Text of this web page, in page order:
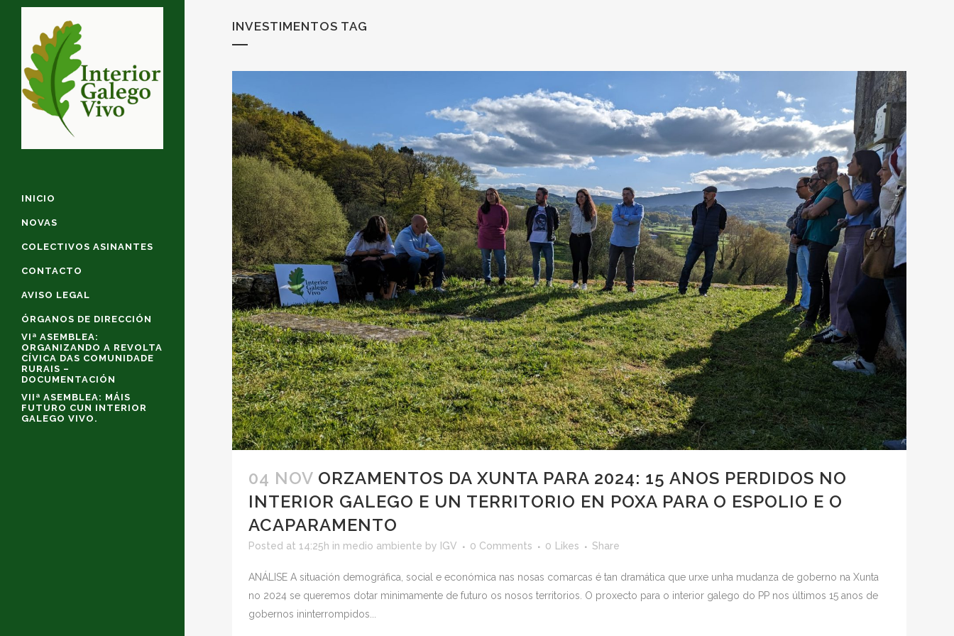
INICIO
NOVAS
COLECTIVOS ASINANTES
CONTACTO
AVISO LEGAL
ÓRGANOS DE DIRECCIÓN
VIª ASEMBLEA:
ORGANIZANDO A REVOLTA
CÍVICA DAS COMUNIDADE
RURAIS –
DOCUMENTACIÓN
VIIª ASEMBLEA: MÁIS
FUTURO CUN INTERIOR
GALEGO VIVO.
INVESTIMENTOS TAG
04 NOV ORZAMENTOS DA XUNTA PARA 2024: 15 ANOS PERDIDOS NO
INTERIOR GALEGO E UN TERRITORIO EN POXA PARA O ESPOLIO E O
ACAPARAMENTO
Posted at 14:25h in medio ambiente by IGV 0 Comments 0 Likes Share
ANÁLISE A situación demográfica, social e económica nas nosas comarcas é tan dramática que urxe unha mudanza de goberno na Xunta
no 2024 se queremos dotar minimamente de futuro os nosos territorios. O proxecto para o interior galego do PP nos últimos 15 anos de
gobernos ininterrompidos...